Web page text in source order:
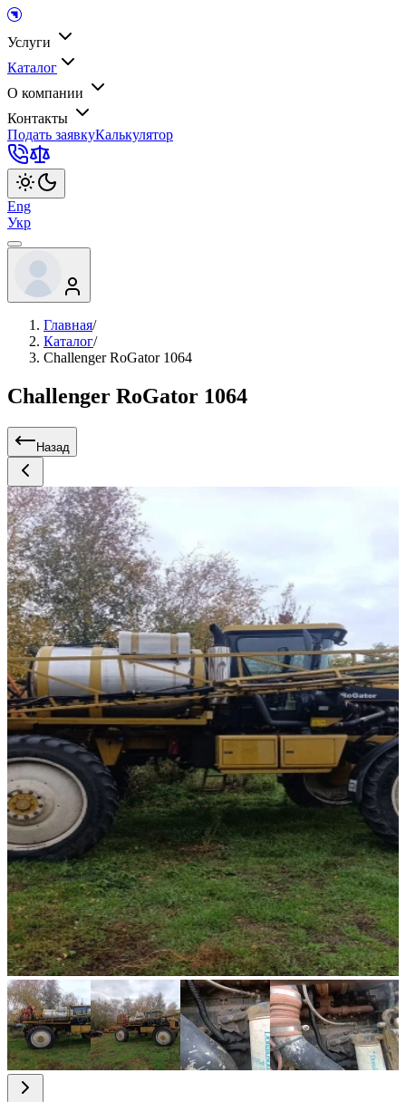
Услуги
Каталог
О компании
Контакты
Подать заявкуКалькулятор
Eng
Укр
Главная/
Каталог/
Challenger RoGator 1064
Challenger RoGator 1064
Назад
Item
1
of
35
Item